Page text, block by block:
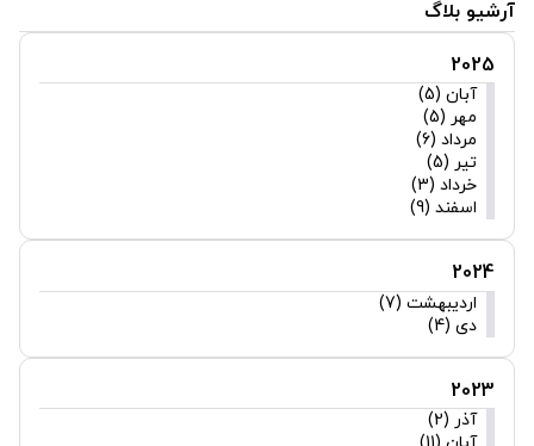
آرشیو بلاگ
2025
آبان (5)
مهر (5)
مرداد (6)
تیر (5)
خرداد (3)
اسفند (9)
2024
اردیبهشت (7)
دی (4)
2023
آذر (2)